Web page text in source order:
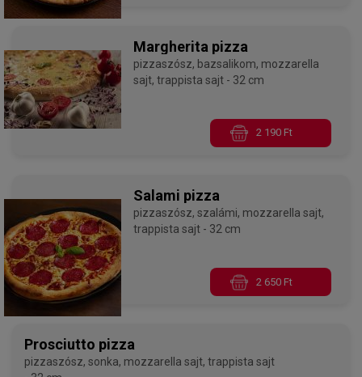
Margherita pizza
pizzaszósz, bazsalikom, mozzarella
sajt, trappista sajt - 32 cm
2 190 Ft
Salami pizza
pizzaszósz, szalámi, mozzarella sajt,
trappista sajt - 32 cm
2 650 Ft
Prosciutto pizza
pizzaszósz, sonka, mozzarella sajt, trappista sajt